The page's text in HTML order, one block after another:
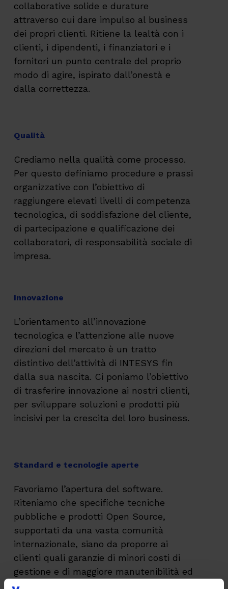
collaborative solide e durature
attraverso cui dare impulso al business
dei propri clienti. Ritiene la lealtà con i
clienti, i dipendenti, i finanziatori e i
fornitori un punto centrale del proprio
modo di agire, ispirato dall’onestà e
dalla correttezza.
Qualità
Crediamo nella qualità come processo.
Per questo definiamo procedure e prassi
organizzative con l’obiettivo di
raggiungere elevati livelli di competenza
tecnologica, di soddisfazione del cliente,
di partecipazione e qualificazione dei
collaboratori, di responsabilità sociale di
impresa.
Innovazione
L’orientamento all’innovazione
tecnologica e l’attenzione alle nuove
direzioni del mercato è un tratto
distintivo dell’attività di INTESYS fin
dalla sua nascita. Ci poniamo l’obiettivo
di trasferire innovazione ai nostri clienti,
per sviluppare soluzioni e prodotti più
incisivi per la crescita del loro business.
Standard e tecnologie aperte
Favoriamo l’apertura del software.
Riteniamo che specifiche tecniche
pubbliche e prodotti Open Source,
supportati da una vasta comunità
internazionale, siano da proporre ai
clienti quali garanzie di minori costi di
gestione e di maggiore manutenibilità ed
espandibilità.